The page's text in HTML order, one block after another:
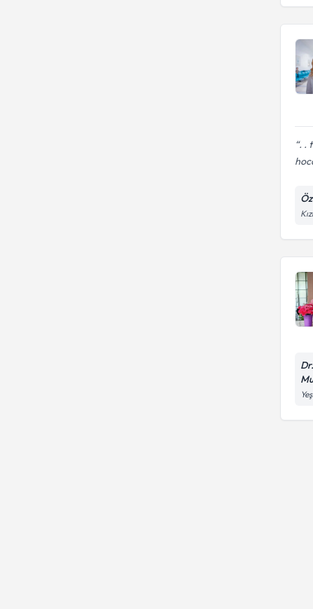
. .